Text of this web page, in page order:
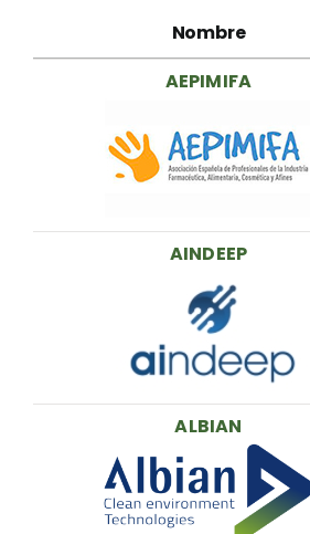
Nombre
AEPIMIFA
AINDEEP
ALBIAN